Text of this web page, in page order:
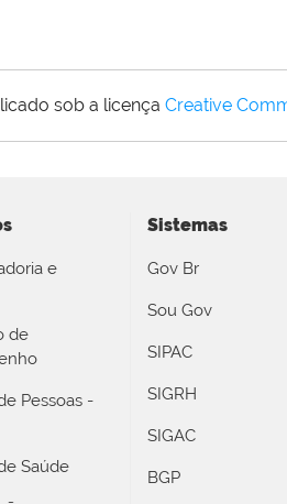
sob a licença Creative
e
de
Pessoas -
Saúde
Sistemas
Gov Br
Sou Gov
SIPAC
SIGRH
SIGAC
BGP